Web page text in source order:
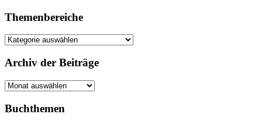
Themenbereiche
Themenbereiche
Archiv der Beiträge
Archiv
Beiträge
Buchthemen